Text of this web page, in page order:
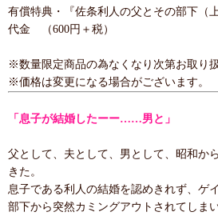
有償特典・『佐条利人の父とその部下（
代金 （600円＋税）
※数量限定商品の為なくなり次第お取り
※価格は変更になる場合がございます。
「息子が結婚したーー……男と」
父として、夫として、男として、昭和か
きた。
息子である利人の結婚を認めきれず、ゲ
部下から突然カミングアウトされてし